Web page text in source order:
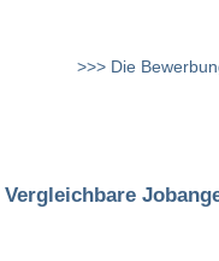
>>> Die
Vergleichbare